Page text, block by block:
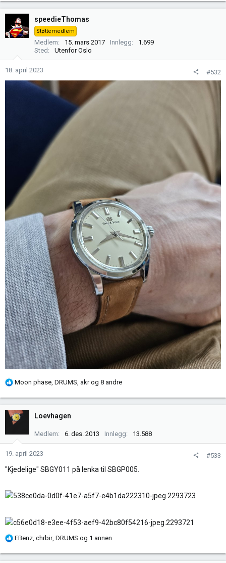
k
s
j
speedieThomas
Støttemedlem
Medlem 15. mars 2017 Innlegg
1.699
Sted
Utenfor Oslo
18. april 2023 #532
R
k
s
n
r
Moon phase DRUMS akrog 8 andre
Loevhagen
Medlem 6. des. 2013 Innlegg 13.588
19. april 2023 #533
"Kjedelige" SBGY011 på lenka til SBGP005.
R
EBenz chrbir, DRUMS og 1 annen